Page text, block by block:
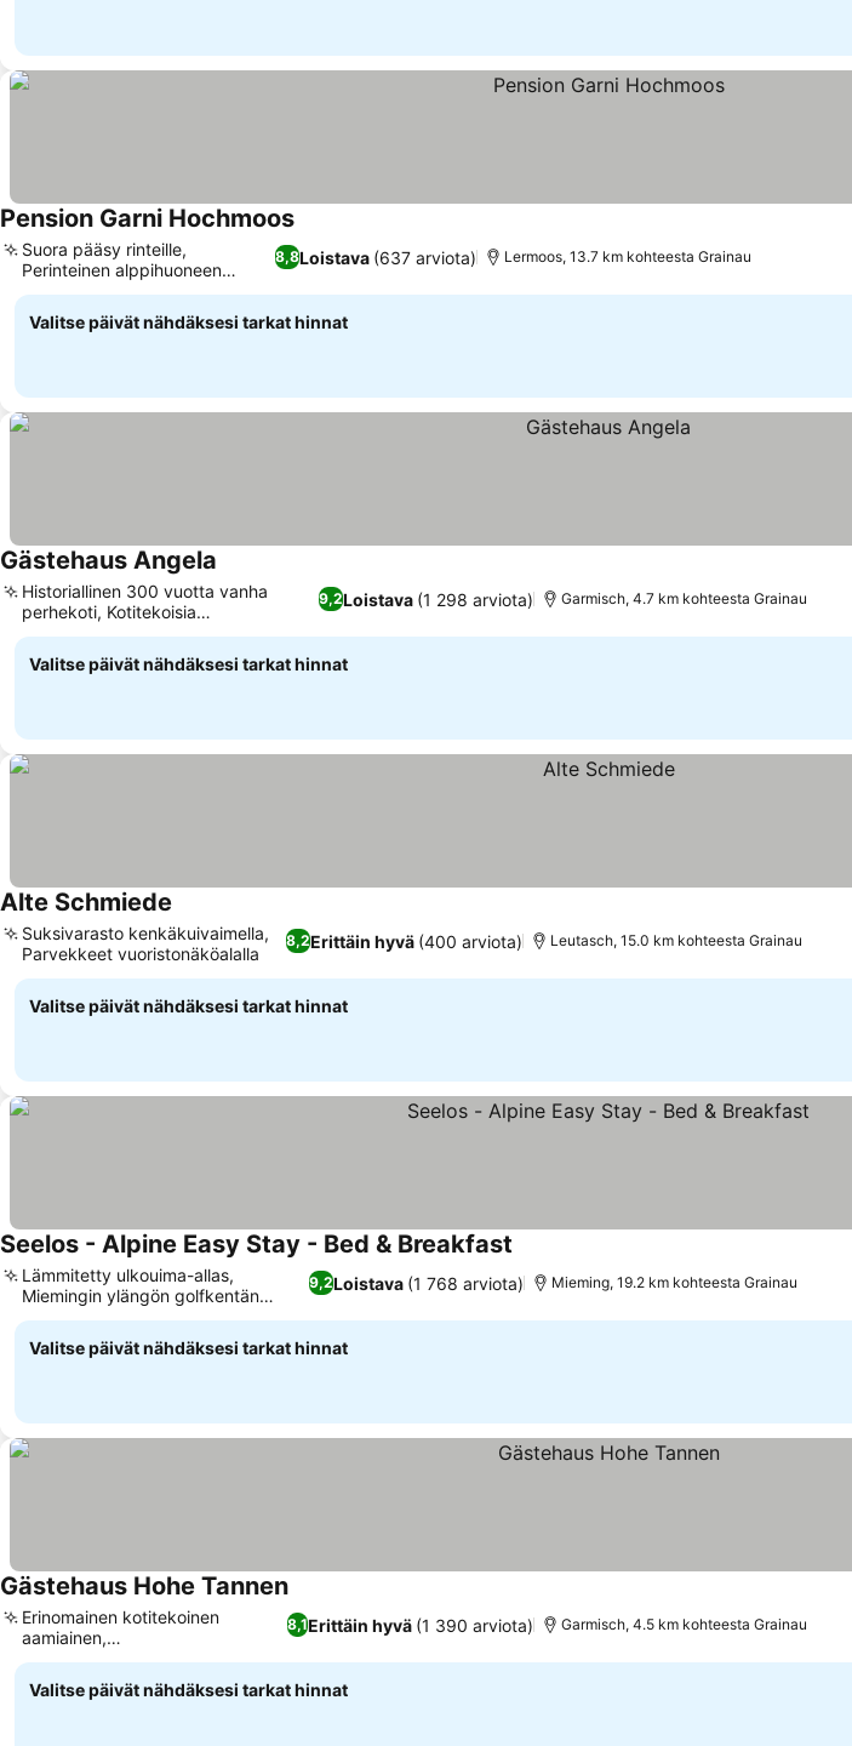
Pension Garni HochmoosKatso hinnat
8,8Loistava (637 arviota)
Suora pääsy rinteille,
Perinteinen alppihuoneen
sisustus
Lermoos, 13.7 km kohteesta Grainau
Valitse päivät nähdäksesi tarkat hinnat
Gästehaus Angela
9,2Loistava (1 298 arviota)
Historiallinen 300 vuotta vanha
perhekoti, Kotitekoisia
aamiaisherkkuja
Garmisch, 4.7 km kohteesta Grainau
Valitse päivät nähdäksesi tarkat hinnat
Alte Schmiede
8,2Erittäin hyvä (400 arviota)
Suksivarasto kenkäkuivaimella,
Parvekkeet vuoristonäköalalla
Leutasch, 15.0 km kohteesta Grainau
Valitse päivät nähdäksesi tarkat hinnat
Seelos - Alpine Easy Stay - Bed & Breakfast
9,2Loistava (1 768 arviota)
Lämmitetty ulkouima-allas,
Miemingin ylängön golfkentän
läheisyys
Mieming, 19.2 km kohteesta Grainau
Valitse päivät nähdäksesi tarkat hinnat
Gästehaus Hohe TannenKatso hinnat
8,1Erittäin hyvä (1 390 arviota)
Erinomainen kotitekoinen
aamiainen,
Talviurheilumahdollisuudet
Garmisch, 4.5 km kohteesta Grainau
Valitse päivät nähdäksesi tarkat hinnat